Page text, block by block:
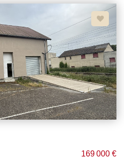
GARAGE 2 VOITURES AVEC
DONT UN T2 EN
OUVERTE SUR SEJOUR,
AVEC WC ET ENTREE
VITRAGE , VOLETS
AUCUN TRAVAUX A
169 000 €